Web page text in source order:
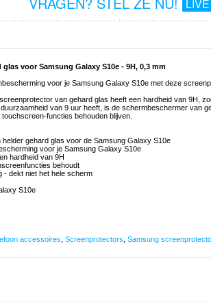
voor Samsung Galaxy S10e - 9H, 0,3 mm
voor je Samsung Galaxy S10e met deze
van gehard glas heeft een hardheid van 9H,
van 9 uur heeft, is de schermbeschermer van
functies behouden blijven.
gehard glas voor de Samsung Galaxy S10e
voor je Samsung Galaxy S10e
hardheid van 9H
behoudt
- dekt niet het hele scherm
S10e
accessoires Screenprotectors Samsung